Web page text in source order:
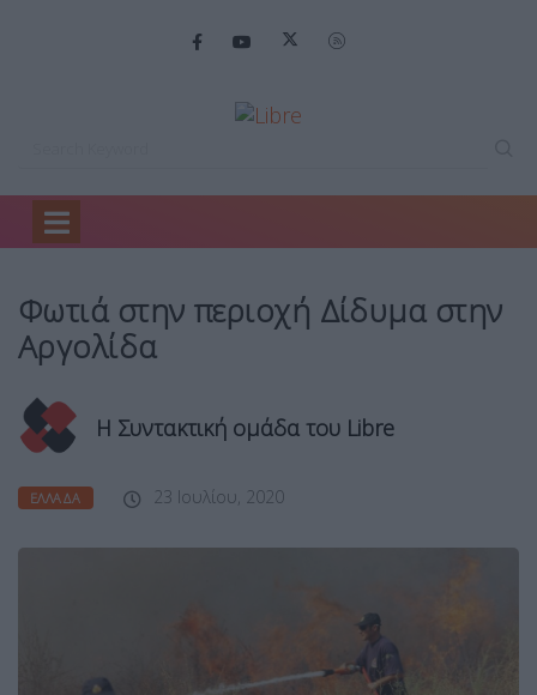
Home
Φωτιά στην περιοχή Δίδυμα στην
Αργολίδα
Η Συντακτική ομάδα του Libre
ΕΛΛΆΔΑ 23 Ιουλίου, 2020